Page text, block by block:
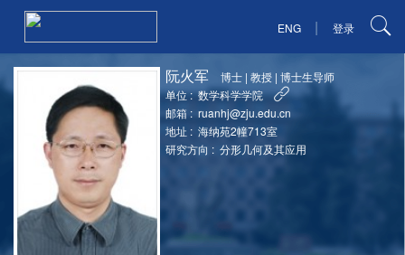
ENG | 登录
阮火军 博士 |教授 |博士生导师
单位 : 数学科学学院
邮箱 : ruanhj@zju.edu.cn
地址 : 海纳苑2幢713室
研究方向 : 分形几何及其应用